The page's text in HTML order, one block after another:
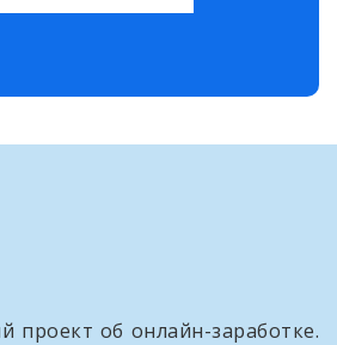
проект об онлайн-заработке.